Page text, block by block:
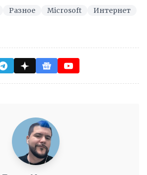
Разное Microsoft
Интернет